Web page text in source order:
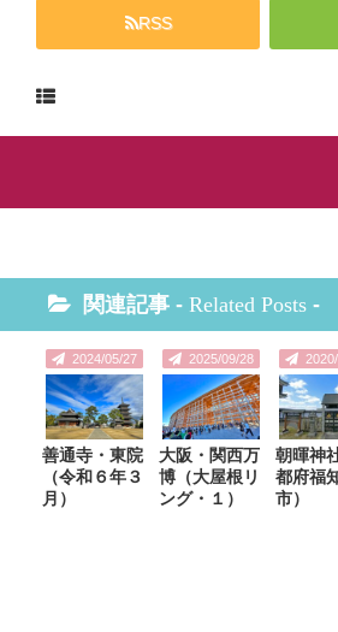
RSS
関連記事 - Related Posts -
2024/05/27
善通寺・東院
（令和６年３
月）
2025/09/28
大阪・関西万
博（大屋根リ
ング・１）
朝暉神
都府福
市）